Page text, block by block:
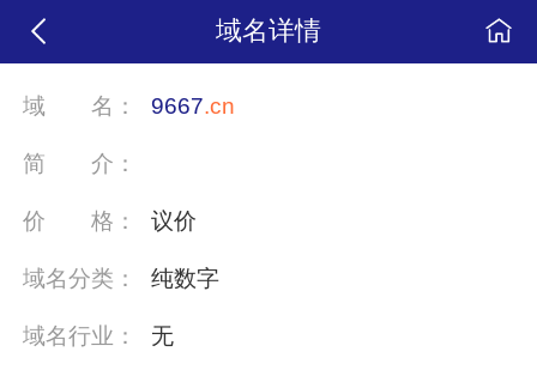
域名详情
域名： 9667.cn
简 介：
价格： 议价
域名分类： 纯数字
域名行业： 无